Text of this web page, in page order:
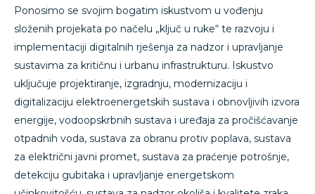
Ponosimo se svojim bogatim iskustvom u vođenju
složenih projekata po načelu „ključ u ruke“ te razvoju i
implementaciji digitalnih rješenja za nadzor i upravljanje
sustavima za kritičnu i urbanu infrastrukturu. Iskustvo
uključuje projektiranje, izgradnju, modernizaciju i
digitalizaciju elektroenergetskih sustava i obnovljivih izvora
energije, vodoopskrbnih sustava i uređaja za pročišćavanje
otpadnih voda, sustava za obranu protiv poplava, sustava
za električni javni promet, sustava za praćenje potrošnje,
detekciju gubitaka i upravljanje energetskom